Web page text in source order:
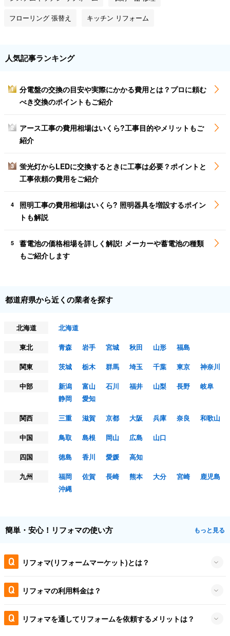
フローリング 張替え キッチン リフォーム
人気記事ランキング
1
分電盤の交換の目安や実際にかかる費用とは？プロに頼む
べき交換のポイントもご紹介
2
アース工事の費用相場はいくら?工事目的やメリットもご
紹介
3
蛍光灯からLEDに交換するときに工事は必要？ポイントと
工事依頼の費用をご紹介
4
照明工事の費用相場はいくら? 照明器具を増設するポイン
トも解説
5
蓄電池の価格相場を詳しく解説! メーカーや蓄電池の種類
もご紹介します
都道府県から近くの業者を探す
北海道
北海道
東北
青森 岩手 宮城 秋田 山形
福島
関東
茨城 栃木 群馬 埼玉 千葉 東京
神奈川
中部
新潟 富山 石川 福井 山梨 長野
岐阜
静岡
愛知
関西
三重 滋賀 京都 大阪 兵庫 奈良
和歌山
中国
鳥取 島根 岡山 広島
山口
四国
徳島 香川 愛媛
高知
九州
福岡 佐賀 長崎 熊本 大分 宮崎
鹿児島
沖縄
簡単・安心！リフォマの使い方 もっと見る
リフォマ(リフォームマーケット)とは？
リフォマの利用料金は？
リフォマを通してリフォームを依頼するメリットは？